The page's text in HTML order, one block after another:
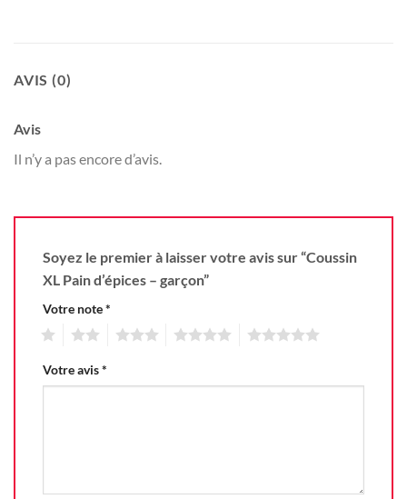
AVIS (0)
Avis
Il n’y a pas encore d’avis.
Soyez le premier à laisser votre avis sur “Coussin
XL Pain d’épices – garçon”
Votre note*
Votre avis*